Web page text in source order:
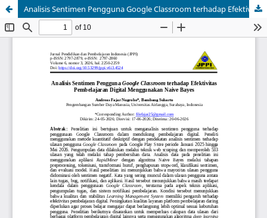
Analisis Sentimen Pengguna Google Classroom terhadap Efektivitas Pembelajaran Digital Menggunakan Naive Bayes